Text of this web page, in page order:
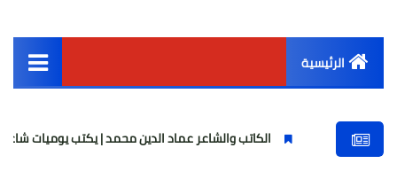
الرئيسية
أخبار مصر
الكاتب والشاعر عماد الدين محمد | يكتب يوميات شاعر وقصيدة : مازلتُ